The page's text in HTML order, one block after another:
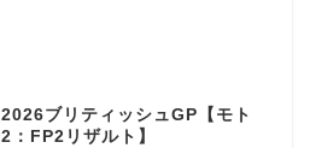
2026ブリティッシュGP【モト
2：FP2リザルト】